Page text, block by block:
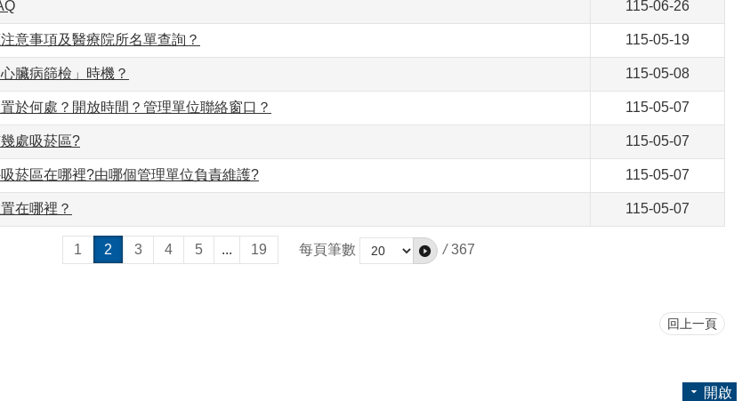
115-06-26
意事項及醫療院所名單查詢？ 115-05-19
臟病篩檢」時機？ 115-05-08
於何處？開放時間？管理單位聯絡窗口？ 115-05-07
處吸菸區? 115-05-07
菸區在哪裡?由哪個管理單位負責維護? 115-05-07
在哪裡？ 115-05-07
1 2 3 4 5 ... 19 每頁筆數 / 367
回上一頁
開啟